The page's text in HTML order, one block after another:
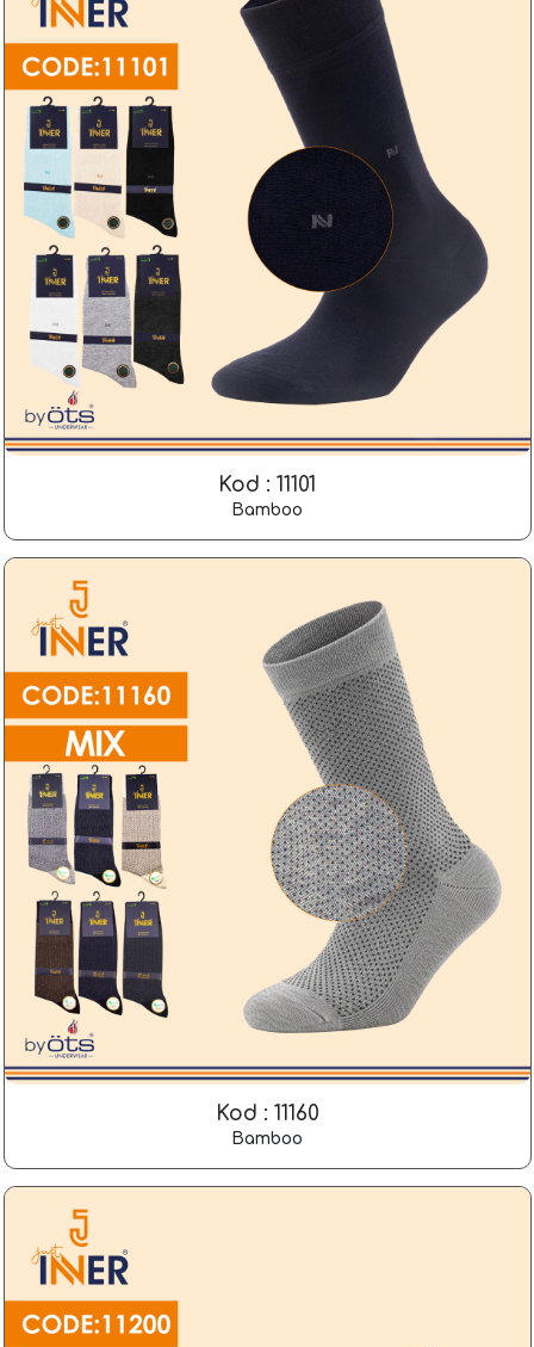
Kod : 11101
Bamboo
Kod : 11160
Bamboo